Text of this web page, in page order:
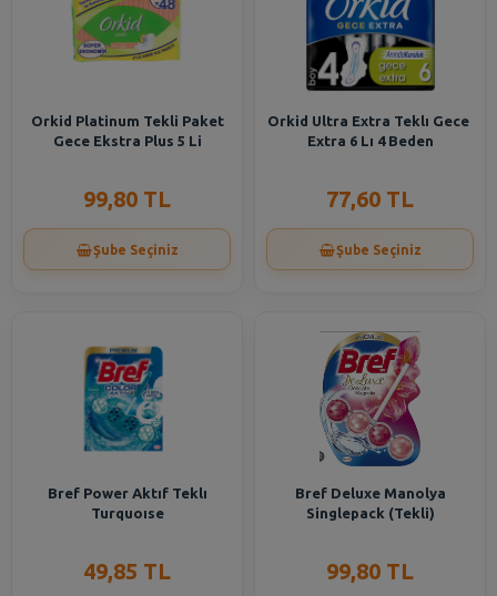
Orkid Platinum Tekli Paket
Gece Ekstra Plus 5 Li
99,80 TL
Şube Seçiniz
Orkid Ultra Extra Teklı Gece
Extra 6 Lı 4 Beden
77,60 TL
Şube Seçiniz
Bref Power Aktıf Teklı
Turquoıse
49,85 TL
Bref Deluxe Manolya
Singlepack (Tekli)
99,80 TL